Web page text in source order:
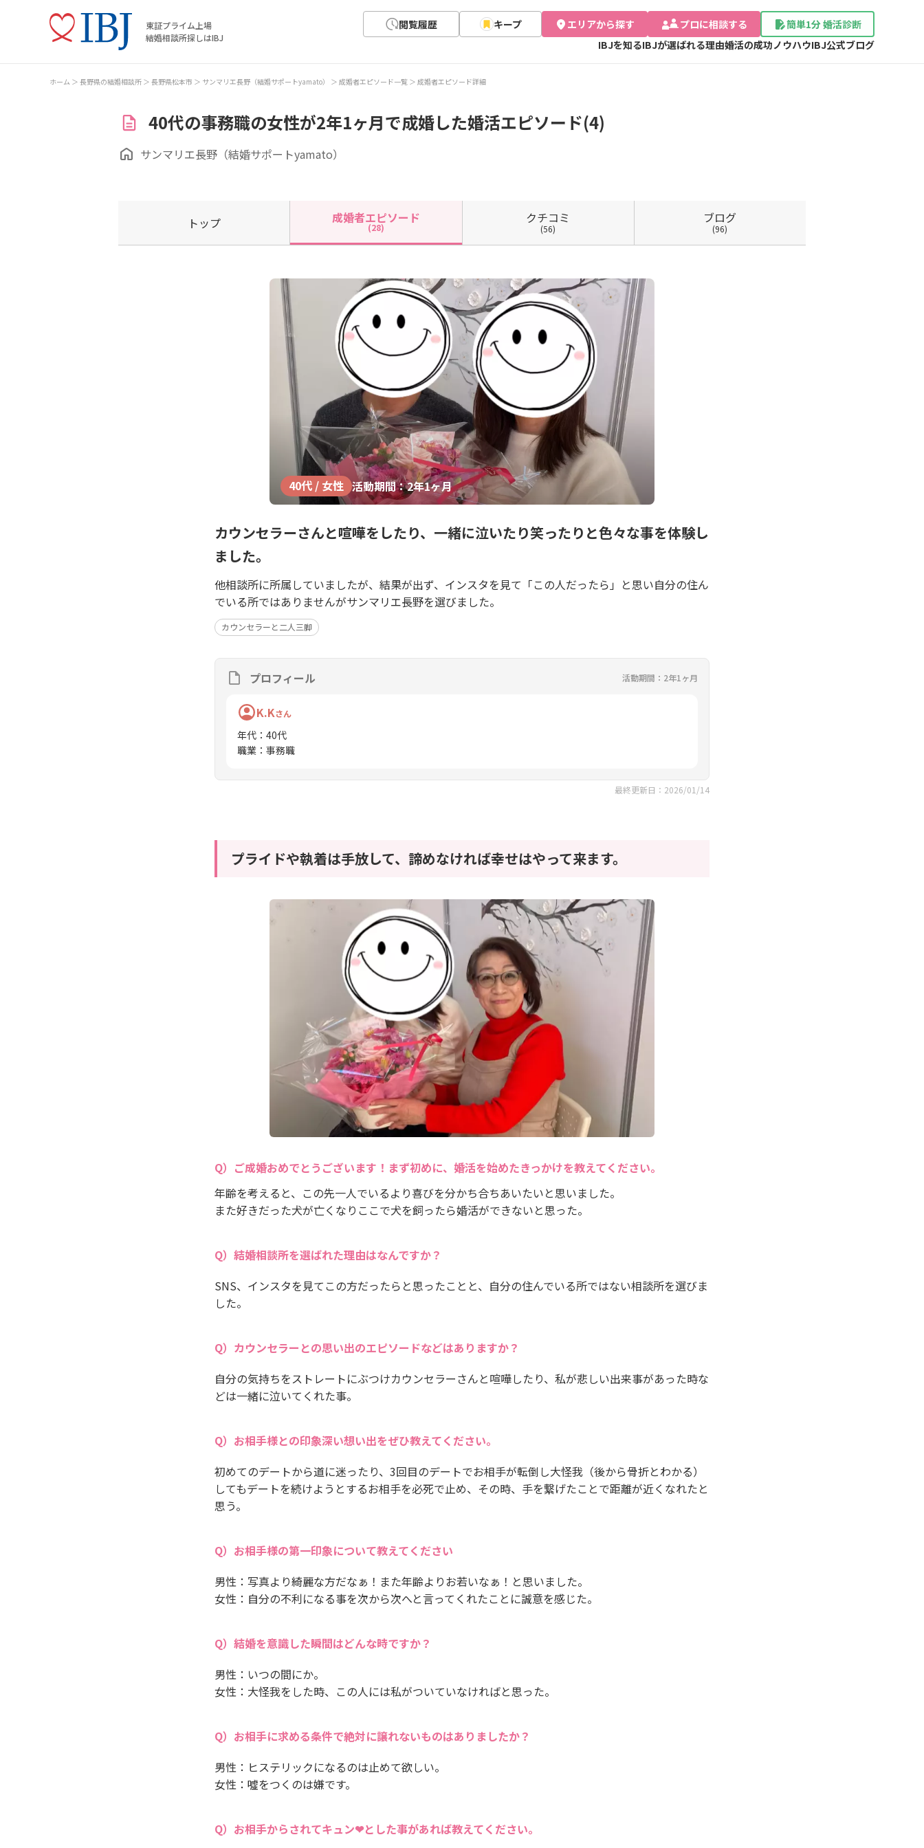
東証プライム上場
結婚相談所探しはIBJ
閲覧履歴 キープ エリアから探す プロに相談する
簡単1分 婚活診断
IBJを知るIBJが選ばれる理由婚活の成功ノウハウIBJ公式ブログ
ホーム 長野県の結婚相談所 長野県松本市 サンマリエ長野（結婚サポートyamato） 成婚者エピソード一覧 成婚者エピソード詳細
40代の事務職の女性が2年1ヶ月で成婚した婚活エピソード(4)
サンマリエ長野（結婚サポートyamato）
トップ 成婚者エピソード
(28)
クチコミ
(56)
ブログ
(96)
40代 / 女性 活動期間：2年1ヶ月
カウンセラーさんと喧嘩をしたり、一緒に泣いたり笑ったりと色々な事を体験し
ました。
他相談所に所属していましたが、結果が出ず、インスタを見て「この人だったら」と思い自分の住ん
でいる所ではありませんがサンマリエ長野を選びました。
カウンセラーと二人三脚
プロフィール 活動期間：2年1ヶ月
K.Kさん
年代 ： 40代
職業 ： 事務職
最終更新日：2026/01/14
プライドや執着は手放して、諦めなければ幸せはやって来ます。
ご成婚おめでとうございます！まず初めに、婚活を始めたきっかけを教えてください。
年齢を考えると、この先一人でいるより喜びを分かち合ちあいたいと思いました。
また好きだった犬が亡くなりここで犬を飼ったら婚活ができないと思った。
結婚相談所を選ばれた理由はなんですか？
SNS、インスタを見てこの方だったらと思ったことと、自分の住んでいる所ではない相談所を選びま
した。
カウンセラーとの思い出のエピソードなどはありますか？
自分の気持ちをストレートにぶつけカウンセラーさんと喧嘩したり、私が悲しい出来事があった時な
どは一緒に泣いてくれた事。
お相手様との印象深い想い出をぜひ教えてください。
初めてのデートから道に迷ったり、3回目のデートでお相手が転倒し大怪我（後から骨折とわかる）
してもデートを続けようとするお相手を必死で止め、その時、手を繋げたことで距離が近くなれたと
思う。
お相手様の第一印象について教えてください
男性：写真より綺麗な方だなぁ！また年齢よりお若いなぁ！と思いました。
女性：自分の不利になる事を次から次へと言ってくれたことに誠意を感じた。
結婚を意識した瞬間はどんな時ですか？
男性：いつの間にか。
女性：大怪我をした時、この人には私がついていなければと思った。
お相手に求める条件で絶対に譲れないものはありましたか？
男性：ヒステリックになるのは止めて欲しい。
女性：噓をつくのは嫌です。
お相手からされてキュン❤とした事があれば教えてください。